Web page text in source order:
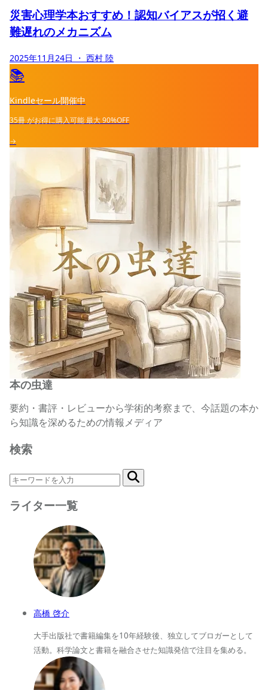
災害心理学本おすすめ！認知バイアスが招く避
難遅れのメカニズム
2025年11月24日 ・ 西村 陸
📚
Kindleセール開催中
35冊がお得に購入可能最大90%OFF
→
本の虫達
要約・書評・レビューから学術的考察まで、今話題の本か
ら知識を深めるための情報メディア
検索
ライター一覧
高橋 啓介
大手出版社で書籍編集を10年経験後、独立してブロガーとして
活動。科学論文と書籍を融合させた知識発信で注目を集める。